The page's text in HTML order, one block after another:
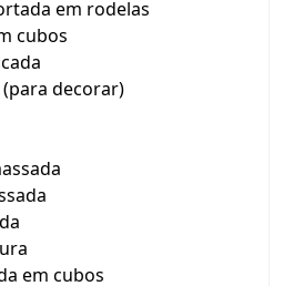
em rodelas
cubos
decorar)
em cubos